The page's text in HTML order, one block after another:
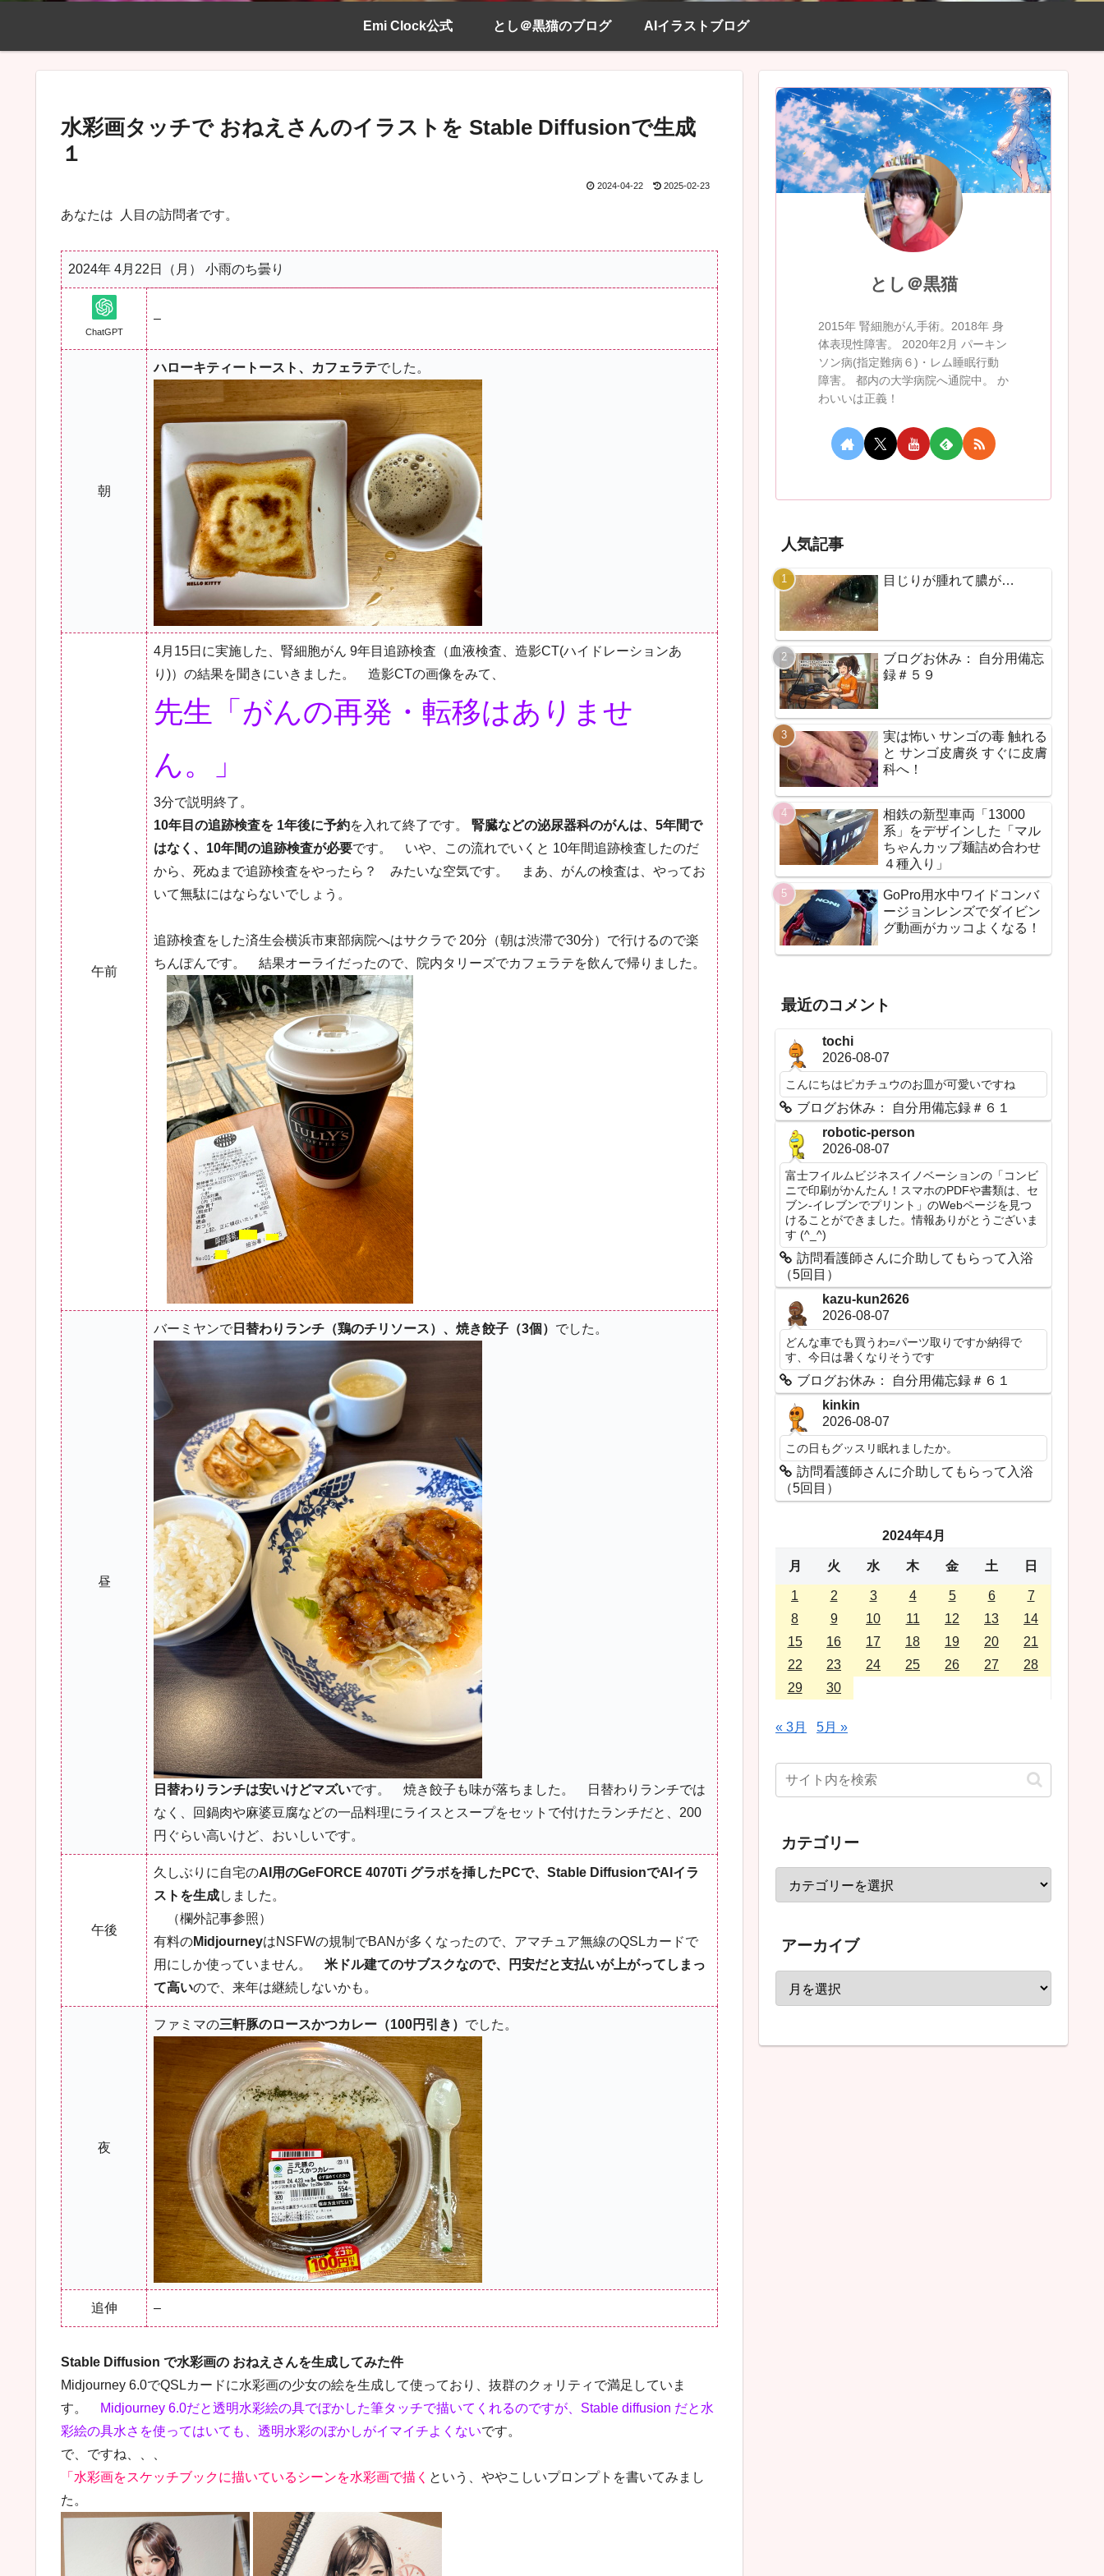
Emi Clock公式 とし＠黒猫のブログ AIイラストブログ
水彩画タッチで おねえさんのイラストを Stable Diffusionで生成
１
2024-04-22 2025-02-23
あなたは 人目の訪問者です。
2024年 4月22日（月） 小雨のち曇り
ChatGPT
–
朝
ハローキティートースト、カフェラテでした。
午前
4月15日に実施した、腎細胞がん 9年目追跡検査（血液検査、造影CT(ハイドレーションあ
り)）の結果を聞きにいきました。 造影CTの画像をみて、
先生「がんの再発・転移はありませ
ん。」
3分で説明終了。
10年目の追跡検査を 1年後に予約を入れて終了です。 腎臓などの泌尿器科のがんは、5年間で
はなく、10年間の追跡検査が必要です。 いや、この流れでいくと 10年間追跡検査したのだ
から、死ぬまで追跡検査をやったら？ みたいな空気です。 まあ、がんの検査は、やってお
いて無駄にはならないでしょう。
追跡検査をした済生会横浜市東部病院へはサクラで 20分（朝は渋滞で30分）で行けるので楽
ちんぽんです。 結果オーライだったので、院内タリーズでカフェラテを飲んで帰りました。
昼
バーミヤンで 日替わりランチ（鶏のチリソース）、焼き餃子（3個） でした。
日替わりランチは安いけどマズいです。 焼き餃子も味が落ちました。 日替わりランチでは
なく、回鍋肉や麻婆豆腐などの一品料理にライスとスープをセットで付けたランチだと、200
円ぐらい高いけど、おいしいです。
午後
久しぶりに自宅のAI用のGeFORCE 4070Ti グラボを挿したPCで、Stable DiffusionでAIイラ
ストを生成しました。
（欄外記事参照）
有料のMidjourneyはNSFWの規制でBANが多くなったので、アマチュア無線のQSLカードで
用にしか使っていません。 米ドル建てのサブスクなので、円安だと支払いが上がってしまっ
て高いので、来年は継続しないかも。
夜
ファミマの三軒豚のロースかつカレー（100円引き） でした。
追伸 –
Stable Diffusion で水彩画の おねえさんを生成してみた件
Midjourney 6.0でQSLカードに水彩画の少女の絵を生成して使っており、抜群のクォリティで満足していま
す。
Midjourney 6.0だと透明水彩絵の具でぼかした筆タッチで描いてくれるのですが、Stable diffusion だと水
彩絵の具水さを使ってはいても、透明水彩のぼかしがイマイチよくないです。
で、ですね、、、
「水彩画をスケッチブックに描いているシーンを水彩画で描く という、ややこしいプロンプトを書いてみまし
た。
とし＠黒猫
2015年 腎細胞がん手術。2018年 身
体表現性障害。 2020年2月 パーキン
ソン病(指定難病６)・レム睡眠行動
障害。 都内の大学病院へ通院中。 か
わいいは正義！
人気記事
目じりが腫れて膿が…
ブログお休み： 自分用備忘
録＃５９
実は怖い サンゴの毒 触れる
と サンゴ皮膚炎 すぐに皮膚
科へ！
相鉄の新型車両「13000
系」をデザインした「マル
ちゃんカップ麺詰め合わせ
４種入り」
GoPro用水中ワイドコンバ
ージョンレンズでダイビン
グ動画がカッコよくなる！
最近のコメント
tochi
2026-08-07
こんにちはピカチュウのお皿が可愛いですね
ブログお休み： 自分用備忘録＃６１
robotic-person
2026-08-07
富士フイルムビジネスイノベーションの「コンビ
ニで印刷がかんたん！スマホのPDFや書類は、セ
ブン‐イレブンでプリント」のWebページを見つ
けることができました。情報ありがとうございま
す (^_^)
訪問看護師さんに介助してもらって入浴
（5回目）
kazu-kun2626
2026-08-07
どんな車でも買うわ=パーツ取りですか納得で
す、今日は暑くなりそうです
ブログお休み： 自分用備忘録＃６１
kinkin
2026-08-07
この日もグッスリ眠れましたか。
訪問看護師さんに介助してもらって入浴
（5回目）
2024年4月
月 火 水 木 金 土 日
1 2 3 4 5 6
7
8
9 10 11 12 13
14
15
16 17 18 19 20
21
22
23 24 25 26 27
28
29
30
« 3月 5月 »
カテゴリー
アーカイブ